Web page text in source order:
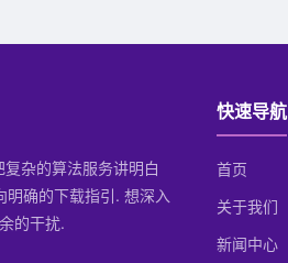
杂的算法服务讲明白
确的下载指引. 想深入
的干扰.
快速导航
首页
关于我们
新闻中心